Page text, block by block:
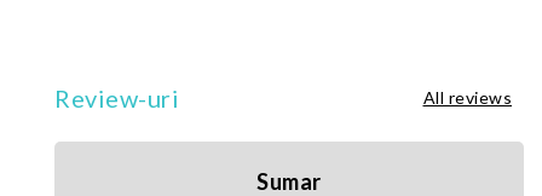
Review-uri All reviews
Sumar